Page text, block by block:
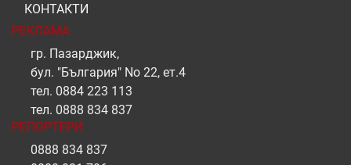
КОНТАКТИ
РЕКЛАМА
гр. Пазарджик,
бул. "България" No 22, ет.4
тел. 0884 223 113
тел. 0888 834 837
РЕПОРТЕРИ
0888 834 837